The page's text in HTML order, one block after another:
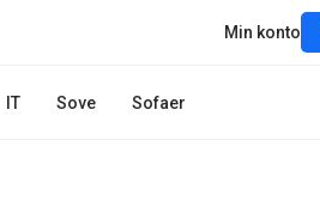
IT Sove Sofaer
Min konto